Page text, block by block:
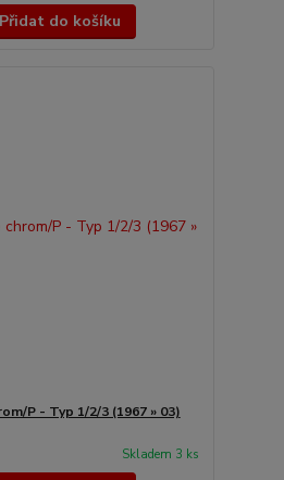
Přidat do košíku
P - Typ 1/2/3 (1967 » 03)
Skladem 3 ks